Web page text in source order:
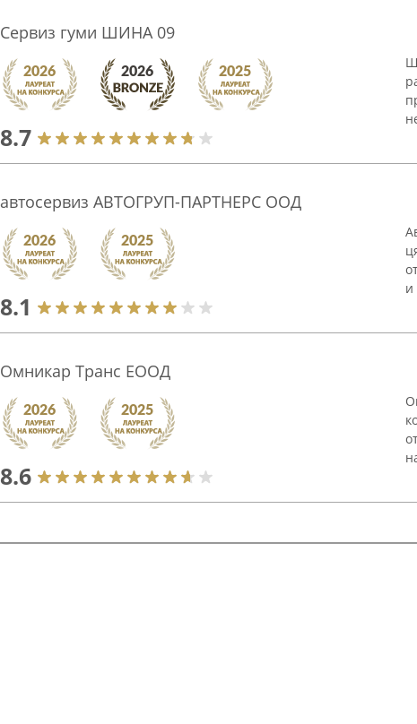
Сервиз гуми ШИНА 09
8.7
автосервиз АВТОГРУП-ПАРТНЕРС ООД
8.1
и
Омникар Транс ЕООД
8.6